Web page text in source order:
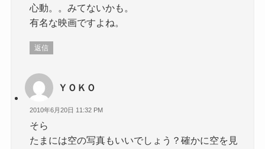
心動。。みてないかも。
有名な映画ですよね。
返信
ＹＯＫＯ
2010年6月20日 11:32 PM
そら
たまには空の写真もいいでしょう？確かに空を見